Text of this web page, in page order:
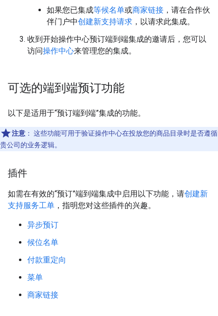
如果您已集成等候名单或商家链接 ，请在合作伙
伴门户中创建新支持请求 ，以请求此集成。
收到开始操作中心预订端到端集成的邀请后，您可以
访问操作中心来管理您的集成。
可选的端到端预订功能
以下是适用于“预订端到端”集成的功能。
注意 ： 这些功能可用于验证操作中心在投放您的商品目录时是否遵循
贵公司的业务逻辑。
插件
如需在有效的“预订”端到端集成中启用以下功能，请创建新
支持服务工单 ，指明您对这些插件的兴趣。
异步预订
候位名单
付款重定向
菜单
商家链接